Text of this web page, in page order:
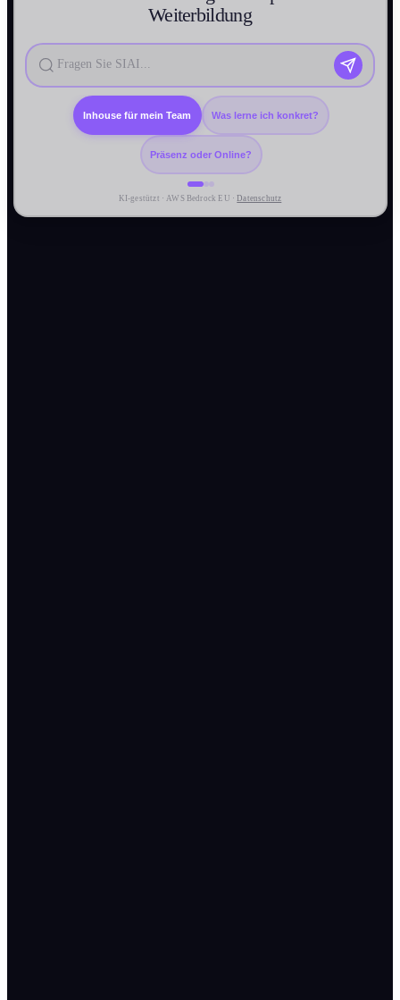
Weiter­bildung
Was lerne ich konkret?
Präsenz oder Online?
Inhouse für mein Team
KI-gestützt · AWS Bedrock EU ·Datenschutz